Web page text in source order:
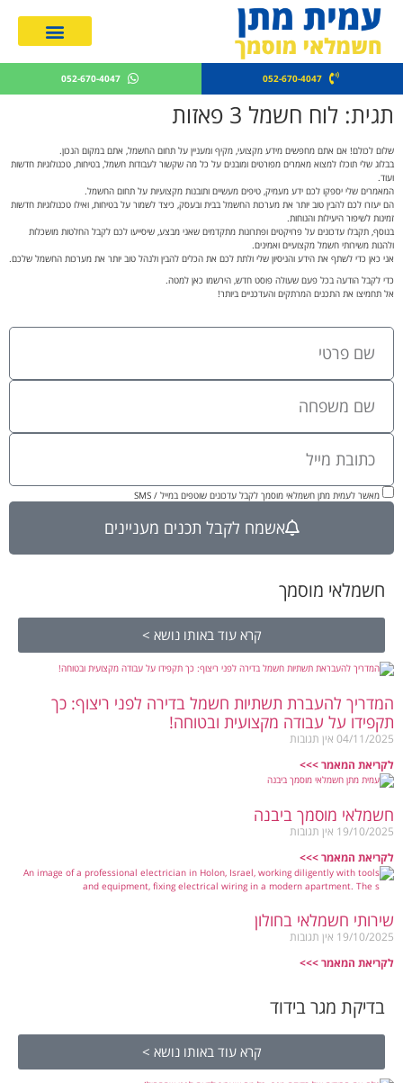
052-670-4047
052-670-4047
תגית: לוח חשמל 3 פאזות
שלום לכולם! אם אתם מחפשים מידע מקצועי, מקיף ומעניין על תחום החשמל, אתם במקום הנכון.
בבלוג שלי תוכלו למצוא מאמרים מפורטים ומובנים על כל מה שקשור לעבודות חשמל, בטיחות, טכנולוגיות חדשות
ועוד.
המאמרים שלי יספקו לכם ידע מעמיק, טיפים מעשיים ותובנות מקצועיות על תחום החשמל.
הם יעזרו לכם להבין טוב יותר את מערכות החשמל בבית ובעסק, כיצד לשמור על בטיחות, ואילו טכנולוגיות חדשות
זמינות לשיפור היעילות והנוחות.
בנוסף, תקבלו עדכונים על פרויקטים ופתרונות מתקדמים שאני מבצע, שיסייעו לכם לקבל החלטות מושכלות
ולהנות משירותי חשמל מקצועיים ואמינים.
אני כאן כדי לשתף את הידע והניסיון שלי ולתת לכם את הכלים להבין ולנהל טוב יותר את מערכות החשמל שלכם.
כדי לקבל הודעה בכל פעם שעולה פוסט חדש, הירשמו כאן למטה.
אל תחמיצו את התכנים המרתקים והעדכניים ביותר!
מאשר לעמית מתן חשמלאי מוסמך לקבל עדכונים שוטפים במייל / SMS
אשמח לקבל תכנים מעניינים
חשמלאי מוסמך
קרא עוד באותו נושא >
המדריך להעברת תשתיות חשמל בדירה לפני ריצוף: כך
תקפידו על עבודה מקצועית ובטוחה!
04/11/2025 אין תגובות
לקריאת המאמר >>>
חשמלאי מוסמך ביבנה
19/10/2025 אין תגובות
לקריאת המאמר >>>
שירותי חשמלאי בחולון
19/10/2025 אין תגובות
לקריאת המאמר >>>
בדיקת מגר בידוד
קרא עוד באותו נושא >